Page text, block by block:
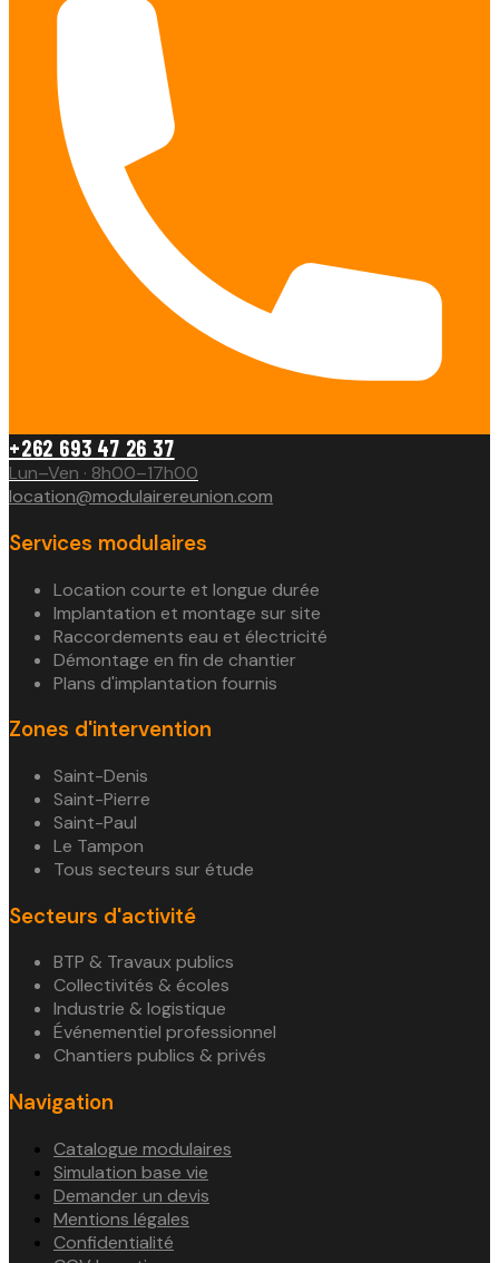
+262 693 47 26 37
Lun–Ven · 8h00–17h00
location@modulairereunion.com
Services modulaires
Location courte et longue durée
Implantation et montage sur site
Raccordements eau et électricité
Démontage en fin de chantier
Plans d'implantation fournis
Zones d'intervention
Saint-Denis
Saint-Pierre
Saint-Paul
Le Tampon
Tous secteurs sur étude
Secteurs d'activité
BTP & Travaux publics
Collectivités & écoles
Industrie & logistique
Événementiel professionnel
Chantiers publics & privés
Navigation
Catalogue modulaires
Simulation base vie
Demander un devis
Mentions légales
Confidentialité